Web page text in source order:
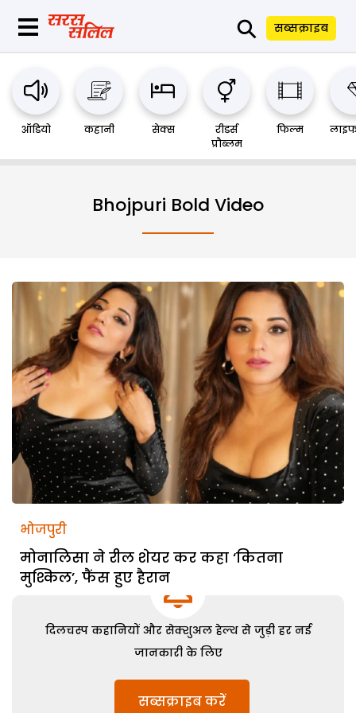
⚲ सब्सक्राइब
ऑडियो कहानी सेक्स
रीडर्स
प्रौब्लम
फिल्म
Bhojpuri Bold Video
भोजपुरी
मोनालिसा ने रील शेयर कर कहा ‘कितना
मुश्किल’, फैंस हुए हैरान
दिलचस्प कहानियों और सेक्शुअल हेल्थ से जुड़ी हर नई
जानकारी के लिए
सब्सक्राइब करें